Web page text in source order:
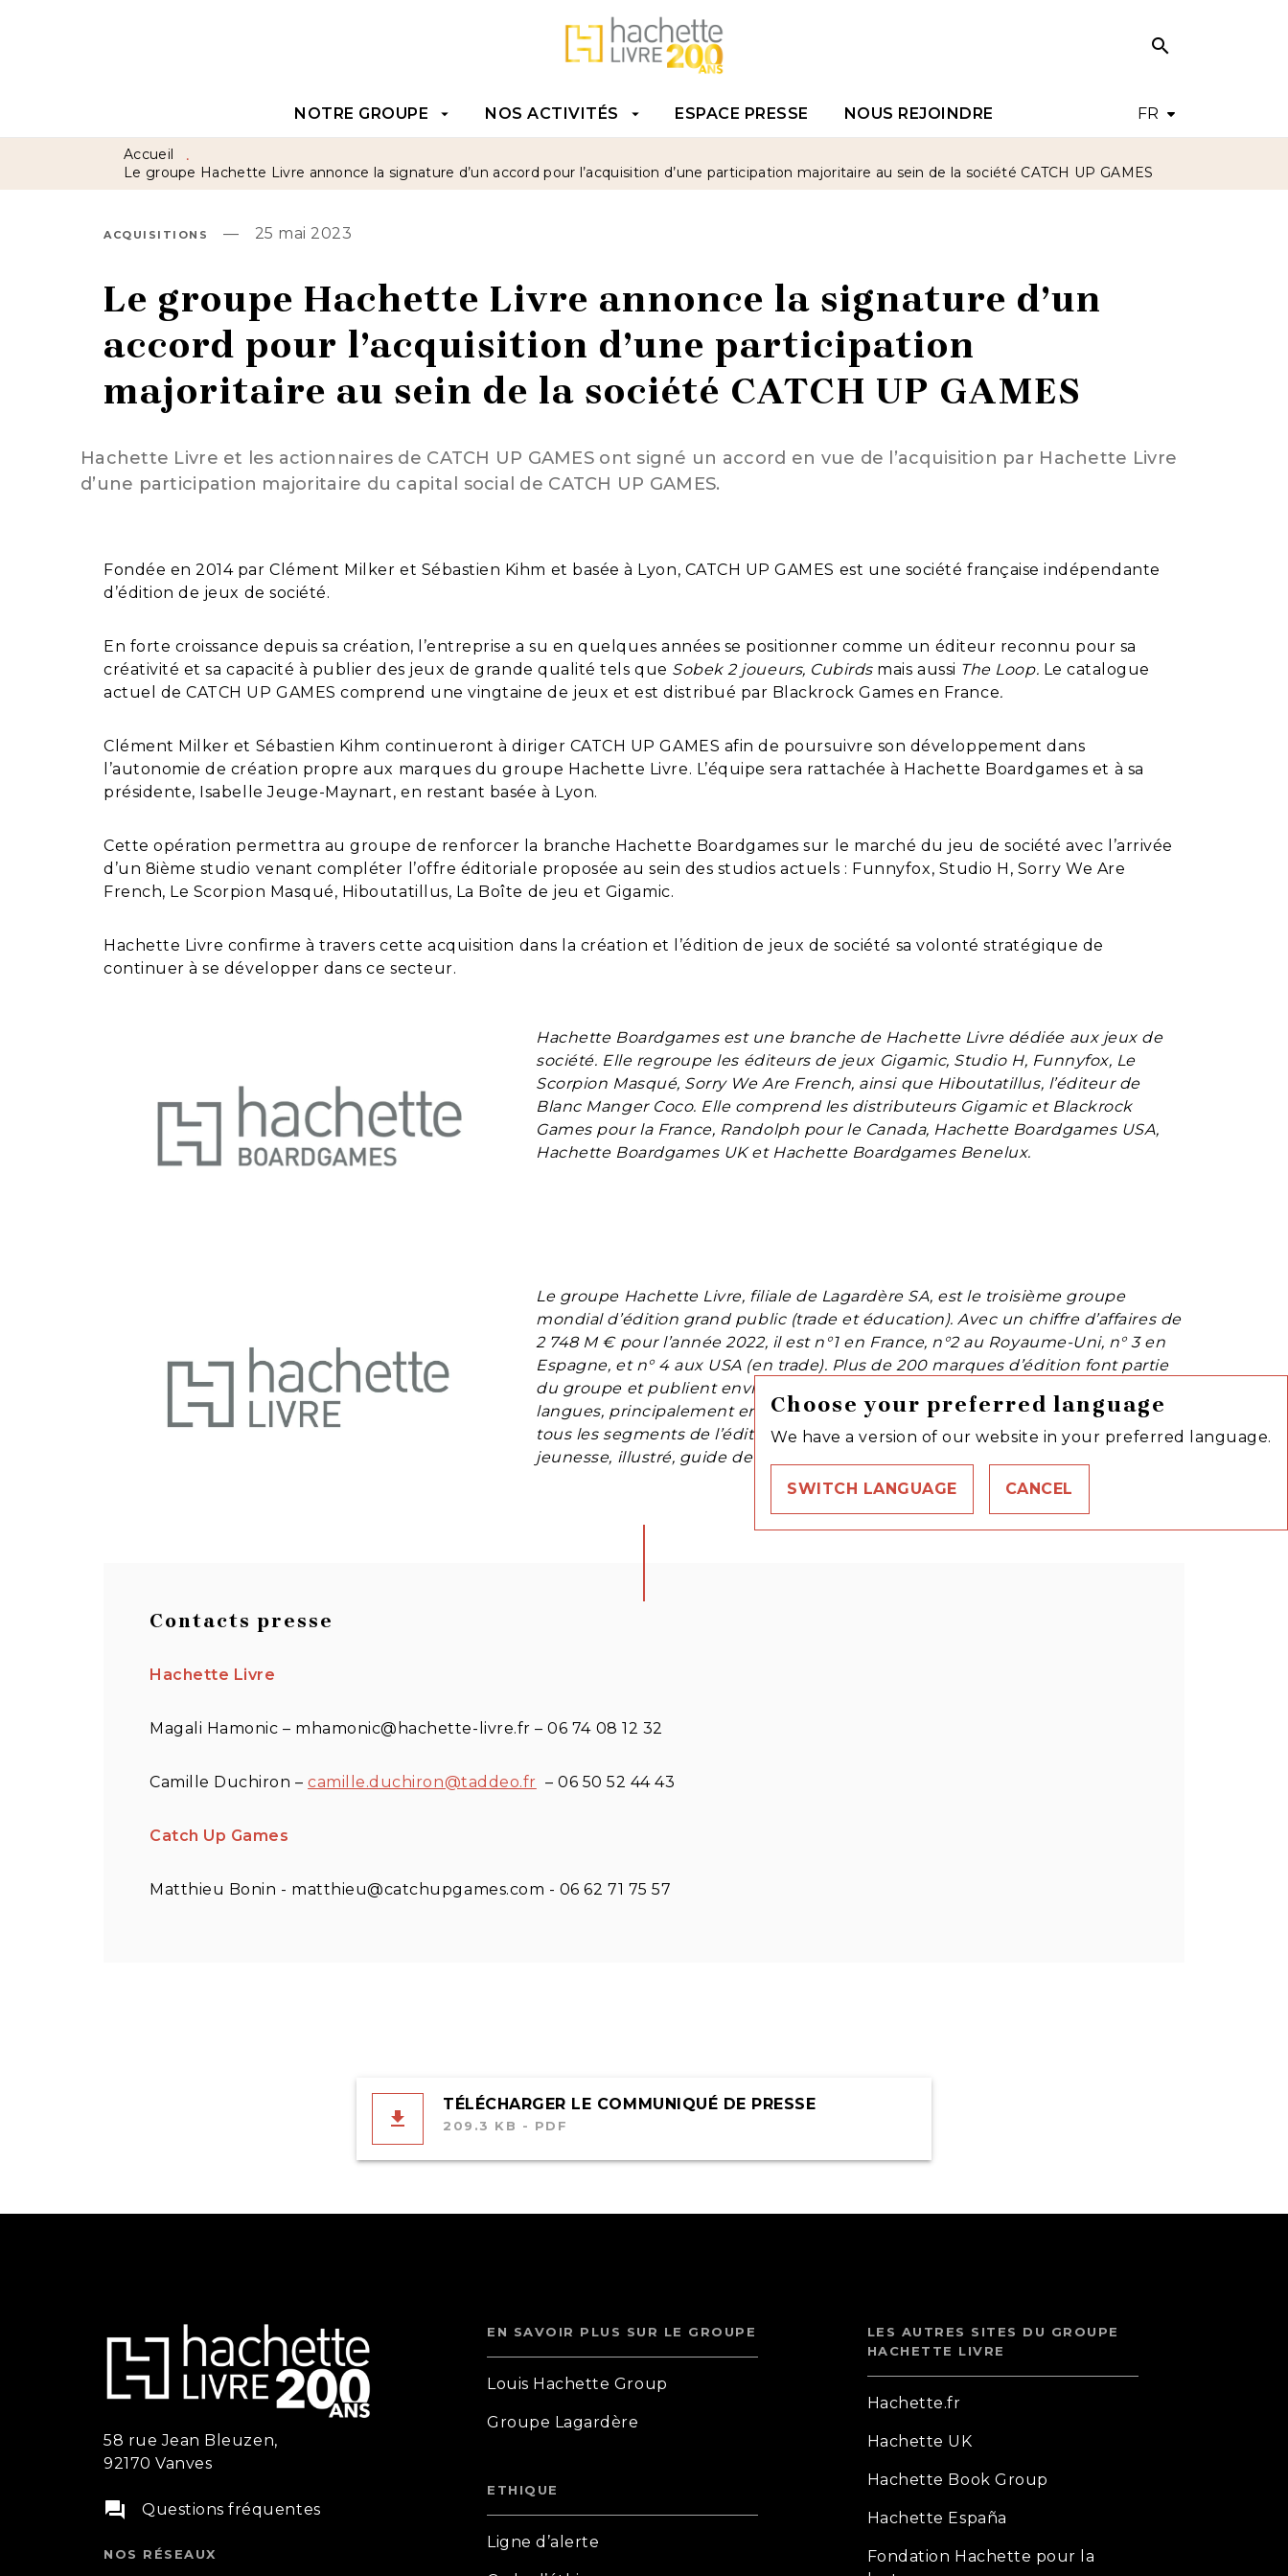
PIED DE PAGE
Choose your preferred language
We have a version of our website in your preferred language.
SWITCH LANGUAGE CANCEL
FR
search
NOTRE GROUPE arrow_drop_down NOS ACTIVITÉS arrow_drop_down ESPACE PRESSE NOUS REJOINDRE
Accueil •
Le groupe Hachette Livre annonce la signature d’un accord pour l’acquisition d’une participation majoritaire au sein de la société CATCH UP GAMES
ACQUISITIONS — 25 mai 2023
Le groupe Hachette Livre annonce la signature d’un
accord pour l’acquisition d’une participation
majoritaire au sein de la société CATCH UP GAMES
Hachette Livre et les actionnaires de CATCH UP GAMES ont signé un accord en vue de l’acquisition par Hachette Livre
d’une participation majoritaire du capital social de CATCH UP GAMES.
Fondée en 2014 par Clément Milker et Sébastien Kihm et basée à Lyon, CATCH UP GAMES est une société française indépendante
d’édition de jeux de société.
En forte croissance depuis sa création, l’entreprise a su en quelques années se positionner comme un éditeur reconnu pour sa
créativité et sa capacité à publier des jeux de grande qualité tels que Sobek 2 joueurs, Cubirds mais aussi The Loop. Le catalogue
actuel de CATCH UP GAMES comprend une vingtaine de jeux et est distribué par Blackrock Games en France.
Clément Milker et Sébastien Kihm continueront à diriger CATCH UP GAMES afin de poursuivre son développement dans
l’autonomie de création propre aux marques du groupe Hachette Livre. L’équipe sera rattachée à Hachette Boardgames et à sa
présidente, Isabelle Jeuge-Maynart, en restant basée à Lyon.
Cette opération permettra au groupe de renforcer la branche Hachette Boardgames sur le marché du jeu de société avec l’arrivée
d’un 8ième studio venant compléter l’offre éditoriale proposée au sein des studios actuels : Funnyfox, Studio H, Sorry We Are
French, Le Scorpion Masqué, Hiboutatillus, La Boîte de jeu et Gigamic.
Hachette Livre confirme à travers cette acquisition dans la création et l’édition de jeux de société sa volonté stratégique de
continuer à se développer dans ce secteur.
Hachette Boardgames est une branche de Hachette Livre dédiée aux jeux de
société. Elle regroupe les éditeurs de jeux Gigamic, Studio H, Funnyfox, Le
Scorpion Masqué, Sorry We Are French, ainsi que Hiboutatillus, l’éditeur de
Blanc Manger Coco. Elle comprend les distributeurs Gigamic et Blackrock
Games pour la France, Randolph pour le Canada, Hachette Boardgames USA,
Hachette Boardgames UK et Hachette Boardgames Benelux.
Le groupe Hachette Livre, filiale de Lagardère SA, est le troisième groupe
mondial d’édition grand public (trade et éducation). Avec un chiffre d’affaires de
2 748 M € pour l’année 2022, il est n°1 en France, n°2 au Royaume-Uni, n° 3 en
Espagne, et n° 4 aux USA (en trade). Plus de 200 marques d’édition font partie
du groupe et publient environ 15 000 nouveautés par an, dans une douzaine de
langues, principalement en français, anglais et espagnol. Hachette Livre couvre
tous les segments de l’édition grand public : fiction et essai, livre de poche,
jeunesse, illustré, guide de voyage, scolaire, parascolaire et fascicules.
Contacts presse
Hachette Livre
Magali Hamonic – mhamonic@hachette-livre.fr – 06 74 08 12 32
Camille Duchiron –camille.duchiron@taddeo.fr – 06 50 52 44 43
Catch Up Games
Matthieu Bonin - matthieu@catchupgames.com - 06 62 71 75 57
file_download
TÉLÉCHARGER LE COMMUNIQUÉ DE PRESSE
209.3 KB - PDF
58 rue Jean Bleuzen,
92170 Vanves
question_answer Questions fréquentes
NOS RÉSEAUX
EN SAVOIR PLUS SUR LE GROUPE
Louis Hachette Group
Groupe Lagardère
ETHIQUE
Ligne d’alerte
LES AUTRES SITES DU GROUPE
HACHETTE LIVRE
Hachette.fr
Hachette UK
Hachette Book Group
Hachette España
Fondation Hachette pour la